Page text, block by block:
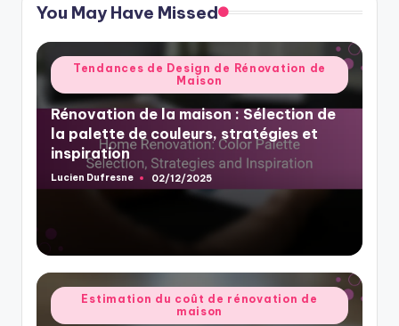
You May Have Missed
Posted
in
Tendances de Design de Rénovation de
Maison
Rénovation de la maison : Sélection de
la palette de couleurs, stratégies et
inspiration
Posted
by
Lucien Dufresne 02/12/2025
Posted
in
Estimation du coût de rénovation de
maison